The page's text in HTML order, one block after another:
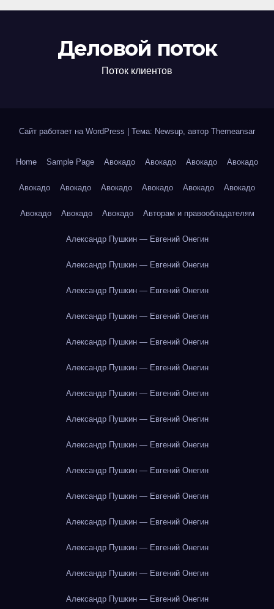
Деловой поток
Поток клиентов
Сайт работает на WordPress Тема: Newsup, автор Themeansar
Home Sample Page Авокадо Авокадо Авокадо Авокадо
Авокадо Авокадо Авокадо Авокадо Авокадо Авокадо
Авокадо Авокадо Авокадо Авторам и правообладателям
Александр Пушкин — Евгений Онегин
Александр Пушкин — Евгений Онегин
Александр Пушкин — Евгений Онегин
Александр Пушкин — Евгений Онегин
Александр Пушкин — Евгений Онегин
Александр Пушкин — Евгений Онегин
Александр Пушкин — Евгений Онегин
Александр Пушкин — Евгений Онегин
Александр Пушкин — Евгений Онегин
Александр Пушкин — Евгений Онегин
Александр Пушкин — Евгений Онегин
Александр Пушкин — Евгений Онегин
Александр Пушкин — Евгений Онегин
Александр Пушкин — Евгений Онегин
Александр Пушкин — Евгений Онегин